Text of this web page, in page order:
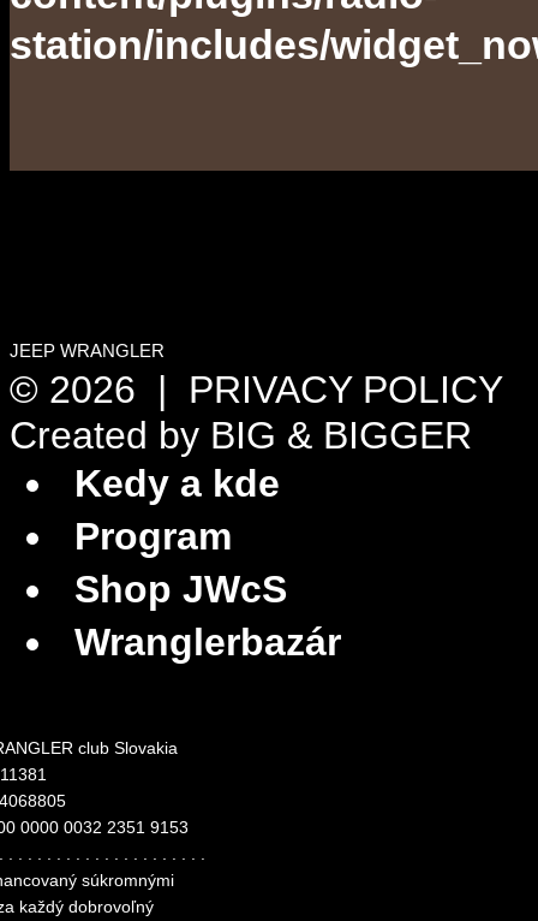
station/includes/
JEEP WRANGLER
© 2026 | PRIVACY POLICY
Created by BIG & BIGGER
Kedy a kde
Program
Shop JWcS
Wranglerbazár
club Slovakia
0000 0032 2351 9153
súkromnými
každý dobrovoľný